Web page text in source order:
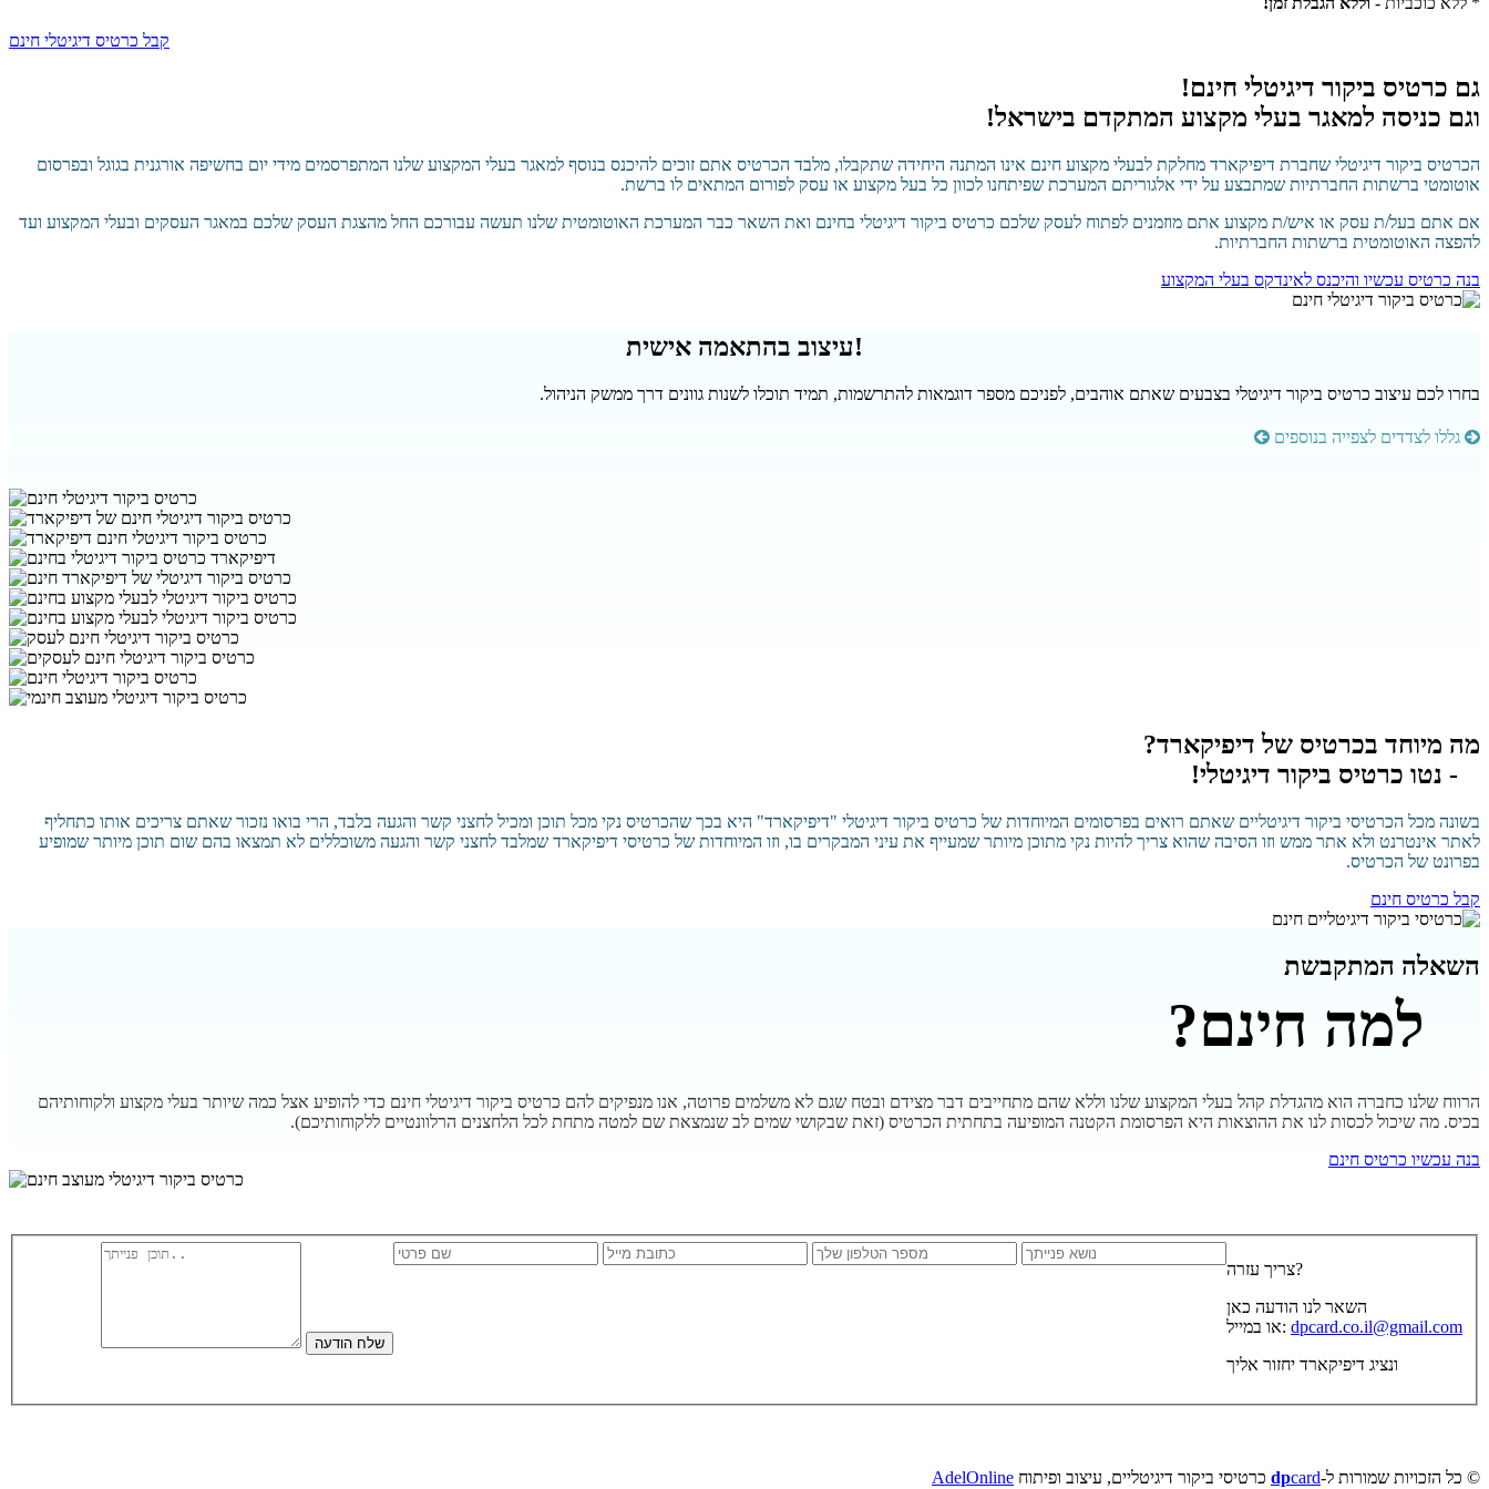
קבל כרטיס דיגיטלי חינם
גם כרטיס ביקור דיגיטלי חינם!
וגם כניסה למאגר בעלי מקצוע המתקדם בישראל!
הכרטיס ביקור דיגיטלי שחברת דיפיקארד מחלקת לבעלי מקצוע חינם אינו המתנה היחידה שתקבלו, מלבד הכרטיס אתם זוכים להיכנס בנוסף למאגר בעלי המקצוע שלנו המתפרסמים מידי יום בחשיפה אורגנית בגוגל ובפרסום
אוטומטי ברשתות החברתיות שמתבצע על ידי אלגוריתם המערכת שפיתחנו לכוון כל בעל מקצוע או עסק לפורום המתאים לו ברשת.
אם אתם בעל/ת עסק או איש/ת מקצוע אתם מוזמנים לפתוח לעסק שלכם כרטיס ביקור דיגיטלי בחינם ואת השאר כבר המערכת האוטומטית שלנו תעשה עבורכם החל מהצגת העסק שלכם במאגר העסקים ובעלי המקצוע ועד
להפצה האוטומטית ברשתות החברתיות.
בנה כרטיס עכשיו והיכנס לאינדקס בעלי המקצוע
עיצוב בהתאמה אישית!
בחרו לכם עיצוב כרטיס ביקור דיגיטלי בצבעים שאתם אוהבים, לפניכם מספר דוגמאות להתרשמות, תמיד תוכלו לשנות גוונים דרך ממשק הניהול.
גללו לצדדים לצפייה בנוספים
מה מיוחד בכרטיס של דיפיקארד?
- נטו כרטיס ביקור דיגיטלי!
בשונה מכל הכרטיסי ביקור דיגיטליים שאתם רואים בפרסומים המיוחדות של כרטיס ביקור דיגיטלי "דיפיקארד" היא בכך שהכרטיס נקי מכל תוכן ומכיל לחצני קשר והגעה בלבד, הרי בואו נזכור שאתם צריכים אותו כתחליף
לאתר אינטרנט ולא אתר ממש וזו הסיבה שהוא צריך להיות נקי מתוכן מיותר שמעייף את עיני המבקרים בו, וזו המיוחדות של כרטיסי דיפיקארד שמלבד לחצני קשר והגעה משוכללים לא תמצאו בהם שום תוכן מיותר שמופיע
בפרונט של הכרטיס.
קבל כרטיס חינם
השאלה המתקבשת
למה חינם?
הרווח שלנו כחברה הוא מהגדלת קהל בעלי המקצוע שלנו וללא שהם מתחייבים דבר מצידם ובטח שגם לא משלמים פרוטה, אנו מנפיקים להם כרטיס ביקור דיגיטלי חינם כדי להופיע אצל כמה שיותר בעלי מקצוע ולקוחותיהם
בכיס. מה שיכול לכסות לנו את ההוצאות היא הפרסומת הקטנה המופיעה בתחתית הכרטיס (זאת שבקושי שמים לב שנמצאת שם למטה מתחת לכל הלחצנים הרלוונטיים ללקוחותיכם).
בנה עכשיו כרטיס חינם
צריך עזרה?
השאר לנו הודעה כאן
או במייל: dpcard.co.il@gmail.com
ונציג דיפיקארד יחזור אליך
שלח הודעה
© כל הזכויות שמורות ל- dpcard כרטיסי ביקור דיגיטליים, עיצוב ופיתוח AdelOnline